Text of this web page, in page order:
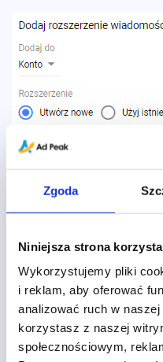
Zgoda
Niniejsza strona
Wykorzystujemy pliki
i reklam, aby oferować
analizować ruch w
korzystasz z naszej
społecznościowym,